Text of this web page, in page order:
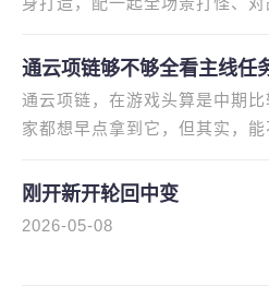
通云项链够不够全看主线任
通云项链，在游戏头算是中期
家都想早点拿到它，但其实，
刚开新开轮回中变
2026-05-08